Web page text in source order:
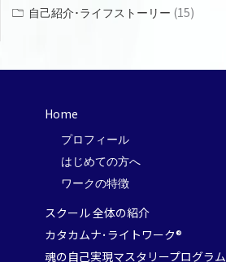
自己紹介･ライフストーリー (15)
Home
プロフィール
はじめての方へ
ワークの特徴
スクール 全体の紹介
カタカムナ･ライトワーク®
魂の自己実現マスタリープログラム